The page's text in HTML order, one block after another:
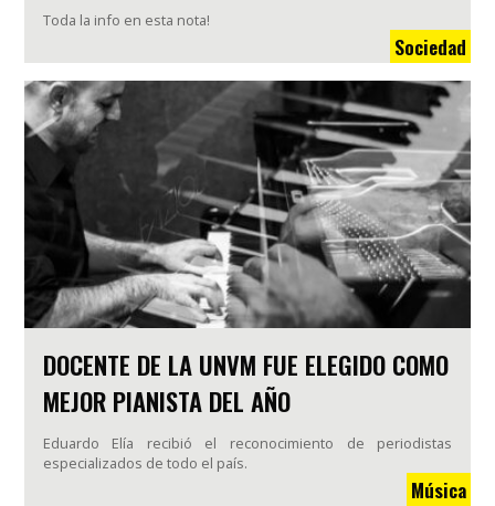
Toda la info en esta nota!
Sociedad
DOCENTE DE LA UNVM FUE ELEGIDO COMO
MEJOR PIANISTA DEL AÑO
Eduardo Elía recibió el reconocimiento de periodistas
especializados de todo el país.
Música